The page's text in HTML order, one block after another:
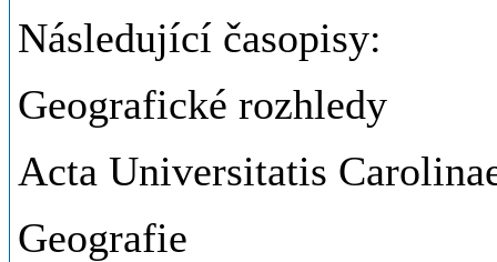
Následující časopisy:
Geografické rozhledy
Acta Universitatis
Geografie